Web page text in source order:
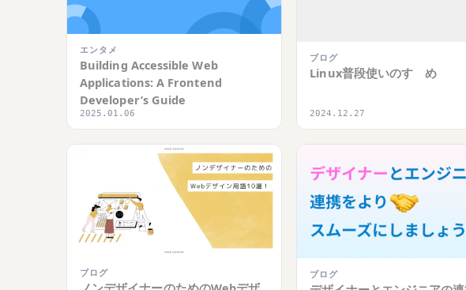
エンタメ
Building Accessible Web
Applications: A Frontend
Developer’s Guide
2025.01.06
ブログ
Linux普段使いのすゝめ
2024.12.27
ブログ ブログ